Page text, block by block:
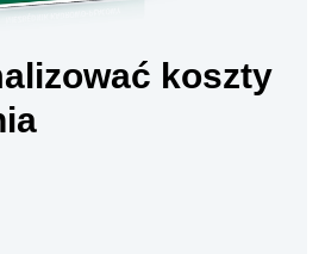
koszty